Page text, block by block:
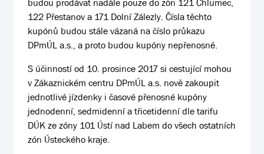
budou prodávat nadále pouze do zón 121 Chlumec,
122 Přestanov a 171 Dolní Zálezly. Čísla těchto
kupónů budou stále vázaná na číslo průkazu
DPmÚL a.s., a proto budou kupóny nepřenosné.
S účinností od 10. prosince 2017 si cestující mohou
v Zákaznickém centru DPmÚL a.s. nově zakoupit
jednotlivé jízdenky i časové přenosné kupóny
jednodenní, sedmidenní a třicetidenní dle tarifu
DÚK ze zóny 101 Ústí nad Labem do všech ostatních
zón Ústeckého kraje.